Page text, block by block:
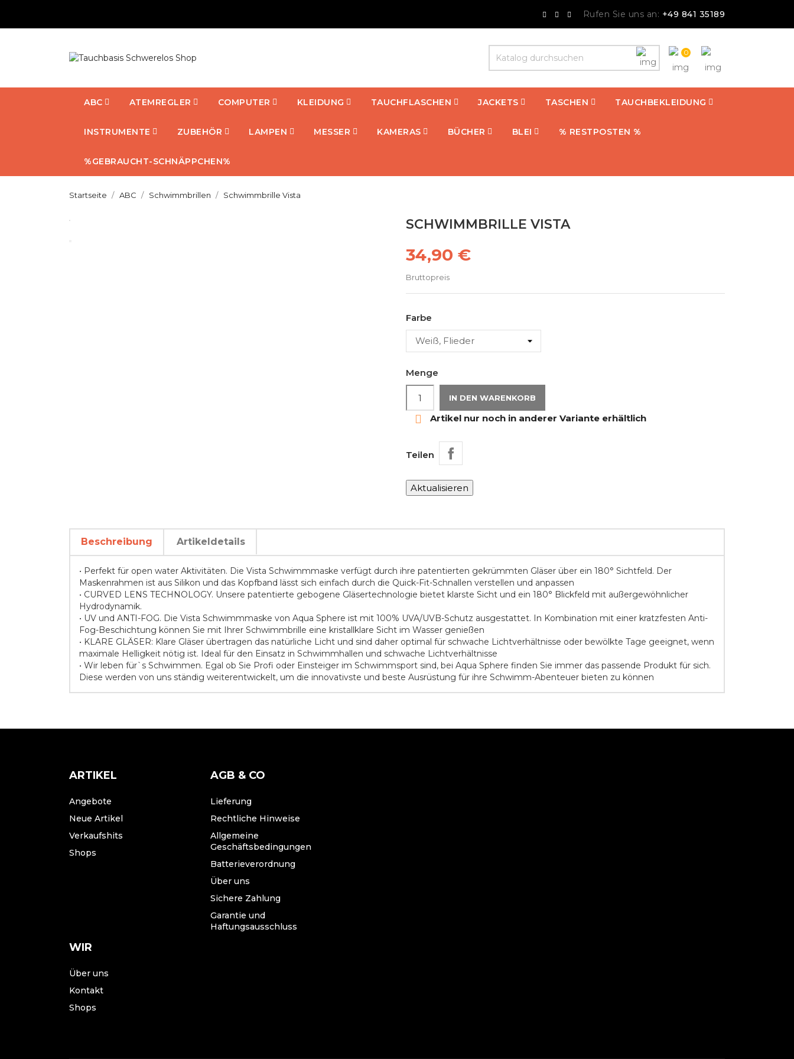
Rufen Sie uns an: +49 841 35189
0
ABC ATEMREGLER COMPUTER KLEIDUNG TAUCHFLASCHEN JACKETS TASCHEN TAUCHBEKLEIDUNG
INSTRUMENTE ZUBEHÖR LAMPEN MESSER KAMERAS BÜCHER BLEI % RESTPOSTEN %
%GEBRAUCHT-SCHNÄPPCHEN%
Startseite ABC Schwimmbrillen Schwimmbrille Vista
SCHWIMMBRILLE VISTA
34,90 €
Bruttopreis
Farbe
Menge
IN DEN WARENKORB
 Artikel nur noch in anderer Variante erhältlich
Teilen
Beschreibung Artikeldetails
• Perfekt für open water Aktivitäten. Die Vista Schwimmmaske verfügt durch ihre patentierten gekrümmten Gläser über ein 180° Sichtfeld. Der
Maskenrahmen ist aus Silikon und das Kopfband lässt sich einfach durch die Quick-Fit-Schnallen verstellen und anpassen
• CURVED LENS TECHNOLOGY. Unsere patentierte gebogene Gläsertechnologie bietet klarste Sicht und ein 180° Blickfeld mit außergewöhnlicher
Hydrodynamik.
• UV und ANTI-FOG. Die Vista Schwimmmaske von Aqua Sphere ist mit 100% UVA/UVB-Schutz ausgestattet. In Kombination mit einer kratzfesten Anti-
Fog-Beschichtung können Sie mit Ihrer Schwimmbrille eine kristallklare Sicht im Wasser genießen
• KLARE GLÄSER: Klare Gläser übertragen das natürliche Licht und sind daher optimal für schwache Lichtverhältnisse oder bewölkte Tage geeignet, wenn
maximale Helligkeit nötig ist. Ideal für den Einsatz in Schwimmhallen und schwache Lichtverhältnisse
• Wir leben für`s Schwimmen. Egal ob Sie Profi oder Einsteiger im Schwimmsport sind, bei Aqua Sphere finden Sie immer das passende Produkt für sich.
Diese werden von uns ständig weiterentwickelt, um die innovativste und beste Ausrüstung für ihre Schwimm-Abenteuer bieten zu können
ARTIKEL
Angebote
Neue Artikel
Verkaufshits
Shops
AGB & CO
Lieferung
Rechtliche Hinweise
Allgemeine
Geschäftsbedingungen
Batterieverordnung
Über uns
Sichere Zahlung
Garantie und
Haftungsausschluss
WIR
Über uns
Kontakt
Shops